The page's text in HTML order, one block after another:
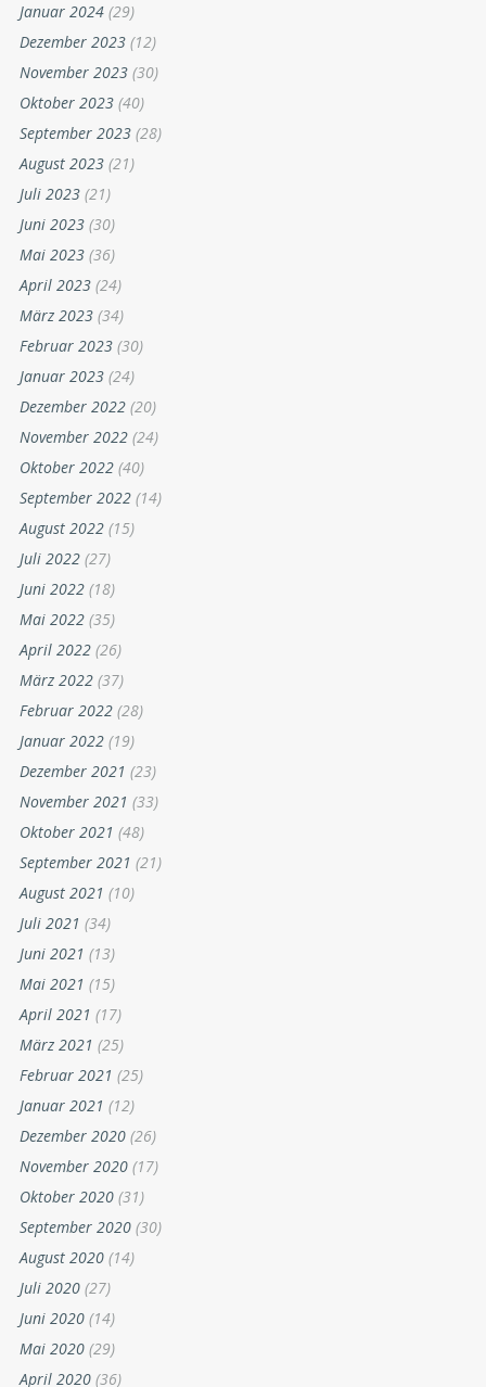
Januar 2024 (29)
Dezember 2023 (12)
November 2023 (30)
Oktober 2023 (40)
September 2023 (28)
August 2023 (21)
Juli 2023 (21)
Juni 2023 (30)
Mai 2023 (36)
April 2023 (24)
März 2023 (34)
Februar 2023 (30)
Januar 2023 (24)
Dezember 2022 (20)
November 2022 (24)
Oktober 2022 (40)
September 2022 (14)
August 2022 (15)
Juli 2022 (27)
Juni 2022 (18)
Mai 2022 (35)
April 2022 (26)
März 2022 (37)
Februar 2022 (28)
Januar 2022 (19)
Dezember 2021 (23)
November 2021 (33)
Oktober 2021 (48)
September 2021 (21)
August 2021 (10)
Juli 2021 (34)
Juni 2021 (13)
Mai 2021 (15)
April 2021 (17)
März 2021 (25)
Februar 2021 (25)
Januar 2021 (12)
Dezember 2020 (26)
November 2020 (17)
Oktober 2020 (31)
September 2020 (30)
August 2020 (14)
Juli 2020 (27)
Juni 2020 (14)
Mai 2020 (29)
April 2020 (36)